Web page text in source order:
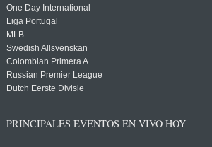
One Day International
Liga Portugal
MLB
Swedish Allsvenskan
Colombian Primera A
Russian Premier League
Dutch Eerste Divisie
PRINCIPALES EVENTOS EN VIVO HOY